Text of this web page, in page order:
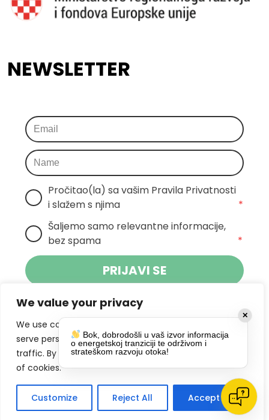
We value your privacy
We use cookies to enhance your browsing experience,
serve personalized ads or content, and analyze our
traffic. By clicking "Accept All", you consent to our use
of cookies.
Customize Reject All Accept All
NEWSLETTER
Pročitao(la) sa vašim Pravila Privatnosti
i slažem s njima
*
Šaljemo samo relevantne informacije,
bez spama
*
PRIJAVI SE
Klikom na gumb dajete suglasnost za
primanje novosti Pokreta Otoka te se
slažete spolitikom privatnosti.
DRUŠTVENE MREŽE
✕
Bok, dobrodošli u vaš izvor informacija
o energetskoj tranziciji te održivom i
strateškom razvoju otoka!